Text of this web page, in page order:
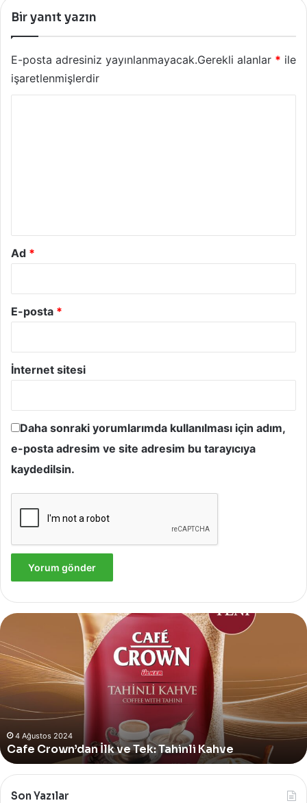
Bir yanıt yazın
E-posta adresiniz yayınlanmayacak.Gerekli alanlar * ile
işaretlenmişlerdir
Ad *
E-posta *
İnternet sitesi
Daha sonraki yorumlarımda kullanılması için adım,
e-posta adresim ve site adresim bu tarayıcıya
kaydedilsin.
Yves
Rocher,
Momo
Bodrum’da
Yer
Alan
Yeni
Summer
Pop-
Up
Mağazasını
Özel
Bir
Yves Rocher, Momo Bodrum’da Yer Alan Yeni
Summer Pop-Up Mağazasını Özel Bir Davet İle
Kutladı!
Son Yazılar